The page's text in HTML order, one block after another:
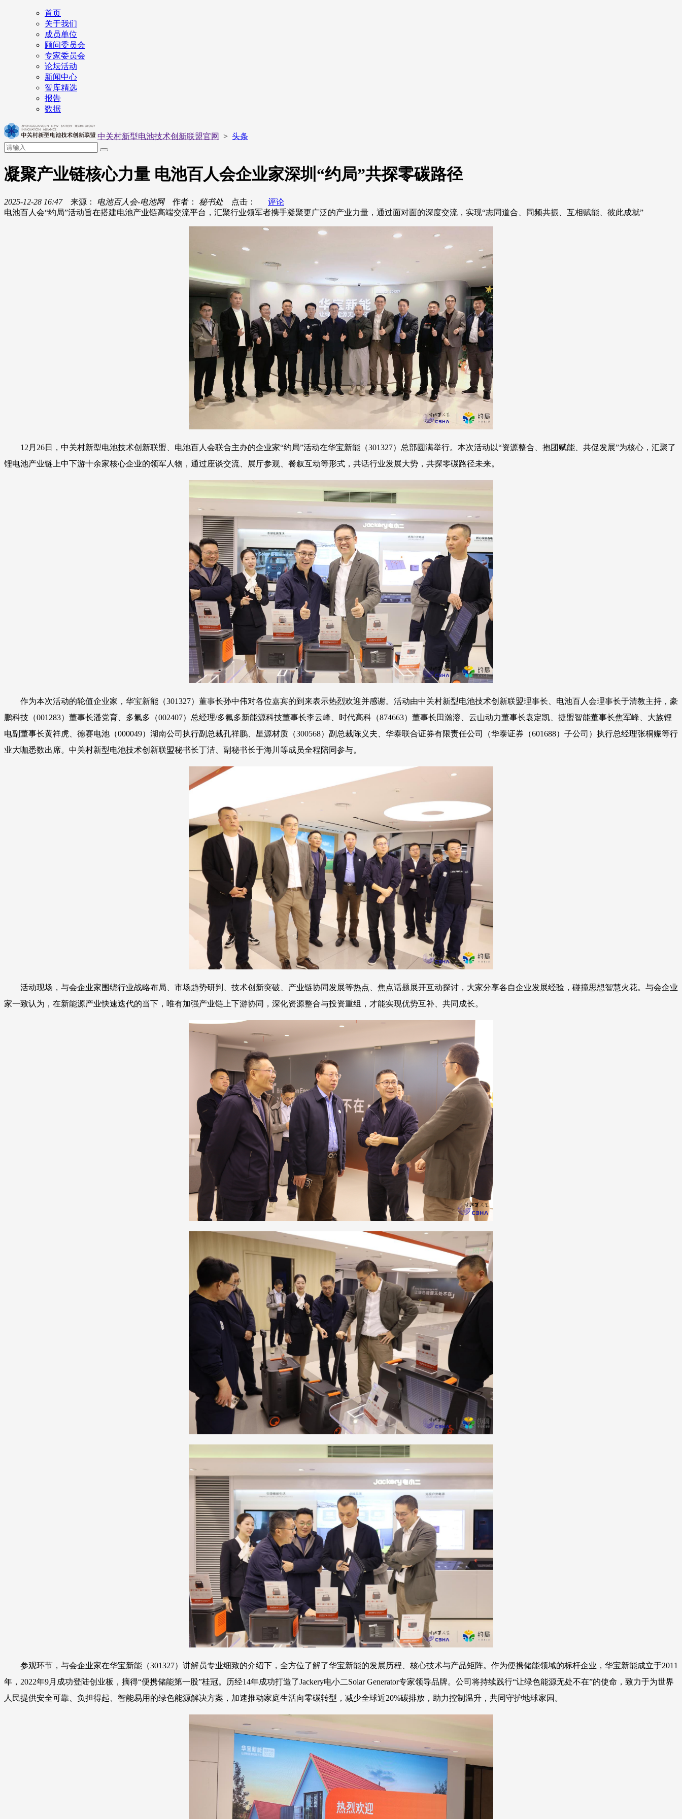
首页
关于我们
成员单位
顾问委员会
专家委员会
论坛活动
新闻中心
智库精选
报告
数据
中关村新型电池技术创新联盟官网 > 头条
凝聚产业链核心力量 电池百人会企业家深圳“约局”共探零碳路径
2025-12-28 16:47来源： 电池百人会-电池网作者： 秘书处 点击：
评论
电池百人会“约局”活动旨在搭建电池产业链高端交流平台，汇聚行业领军者携手凝聚更广泛的产业力量，通过面对面的深度交流，实现“志同道合、同频共振、互相赋能、彼此成就”
12月26日，中关村新型电池技术创新联盟、电池百人会联合主办的企业家“约局”活动在华宝新能（301327）总部圆满举行。本次活动以“资源整合、抱团赋能、共促发展”为核心，汇聚了
锂电池产业链上中下游十余家核心企业的领军人物，通过座谈交流、展厅参观、餐叙互动等形式，共话行业发展大势，共探零碳路径未来。
作为本次活动的轮值企业家，华宝新能（301327）董事长孙中伟对各位嘉宾的到来表示热烈欢迎并感谢。活动由中关村新型电池技术创新联盟理事长、电池百人会理事长于清教主持，豪
鹏科技（001283）董事长潘党育、多氟多（002407）总经理/多氟多新能源科技董事长李云峰、时代高科（874663）董事长田瀚溶、云山动力董事长袁定凯、捷盟智能董事长焦军峰、大族锂
电副董事长黄祥虎、德赛电池（000049）湖南公司执行副总裁孔祥鹏、星源材质（300568）副总裁陈义夫、华泰联合证券有限责任公司（华泰证券（601688）子公司）执行总经理张桐赈等行
业大咖悉数出席。中关村新型电池技术创新联盟秘书长丁洁、副秘书长于海川等成员全程陪同参与。
活动现场，与会企业家围绕行业战略布局、市场趋势研判、技术创新突破、产业链协同发展等热点、焦点话题展开互动探讨，大家分享各自企业发展经验，碰撞思想智慧火花。与会企业
家一致认为，在新能源产业快速迭代的当下，唯有加强产业链上下游协同，深化资源整合与投资重组，才能实现优势互补、共同成长。
参观环节，与会企业家在华宝新能（301327）讲解员专业细致的介绍下，全方位了解了华宝新能的发展历程、核心技术与产品矩阵。作为便携储能领域的标杆企业，华宝新能成立于2011
年，2022年9月成功登陆创业板，摘得“便携储能第一股”桂冠。历经14年成功打造了Jackery电小二Solar Generator专家领导品牌。公司将持续践行“让绿色能源无处不在”的使命，致力于为世界
人民提供安全可靠、负担得起、智能易用的绿色能源解决方案，加速推动家庭生活向零碳转型，减少全球近20%碳排放，助力控制温升，共同守护地球家园。